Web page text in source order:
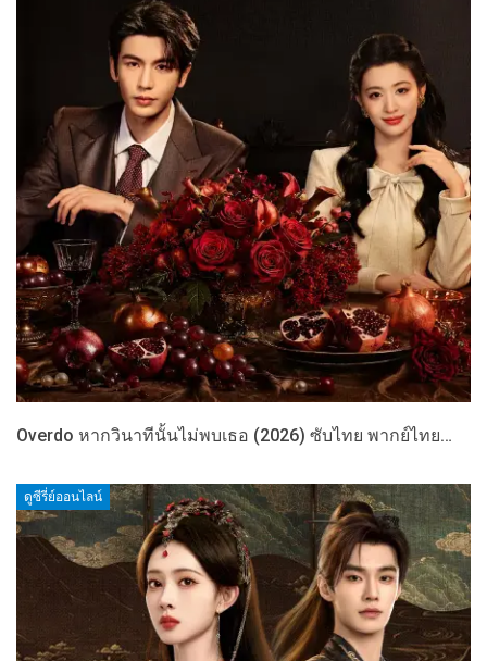
Overdo หากวินาทีนั้นไม่พบเธอ (2026) ซับไทย พากย์ไทย…
ดูซีรี่ย์ออนไลน์